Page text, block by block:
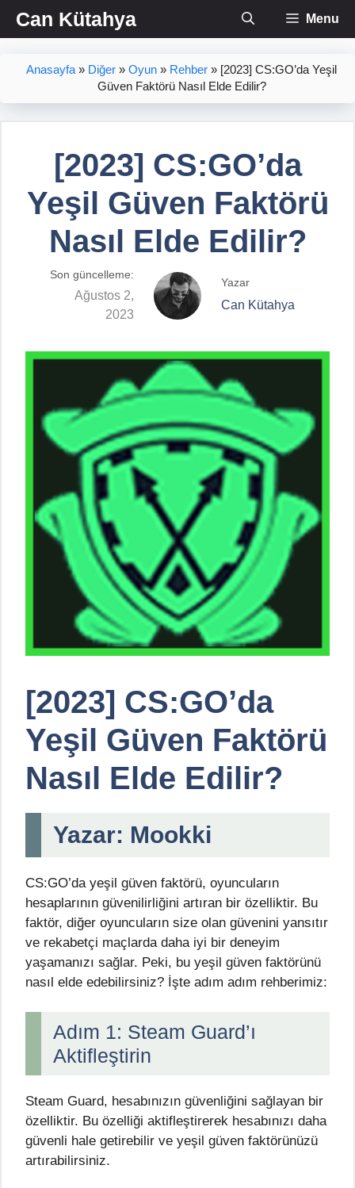
İçeriğe
atlaCan Kütahya Menu
Anasayfa » Diğer » Oyun » Rehber » [2023] CS:GO’da Yeşil
Güven Faktörü Nasıl Elde Edilir?
[2023] CS:GO’da
Yeşil Güven Faktörü
Nasıl Elde Edilir?
Son güncelleme:
Ağustos 2,
2023
Yazar
Can Kütahya
[2023] CS:GO’da
Yeşil Güven Faktörü
Nasıl Elde Edilir?
Yazar: Mookki
CS:GO’da yeşil güven faktörü, oyuncuların
hesaplarının güvenilirliğini artıran bir özelliktir. Bu
faktör, diğer oyuncuların size olan güvenini yansıtır
ve rekabetçi maçlarda daha iyi bir deneyim
yaşamanızı sağlar. Peki, bu yeşil güven faktörünü
nasıl elde edebilirsiniz? İşte adım adım rehberimiz:
Adım 1: Steam Guard’ı
Aktifleştirin
Steam Guard, hesabınızın güvenliğini sağlayan bir
özelliktir. Bu özelliği aktifleştirerek hesabınızı daha
güvenli hale getirebilir ve yeşil güven faktörünüzü
artırabilirsiniz.